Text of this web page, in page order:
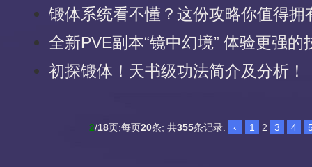
锻体系统看不懂？这份攻略你值得拥
全新PVE副本“镜中幻境” 体验更强的
初探锻体！天书级功法简介及分析！
2/18页;每页20条; 共355条记录. ‹ 1 2 3 4